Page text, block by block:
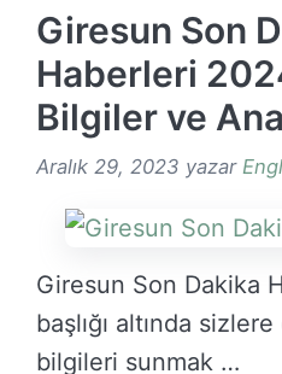
Giresun Son
Haberleri
Bilgiler ve
Aralık 29, 2023 yazar
Giresun Son Dakika
başlığı altında
bilgileri sunmak …